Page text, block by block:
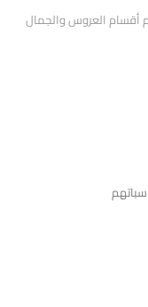
أقسام العروس والجمال